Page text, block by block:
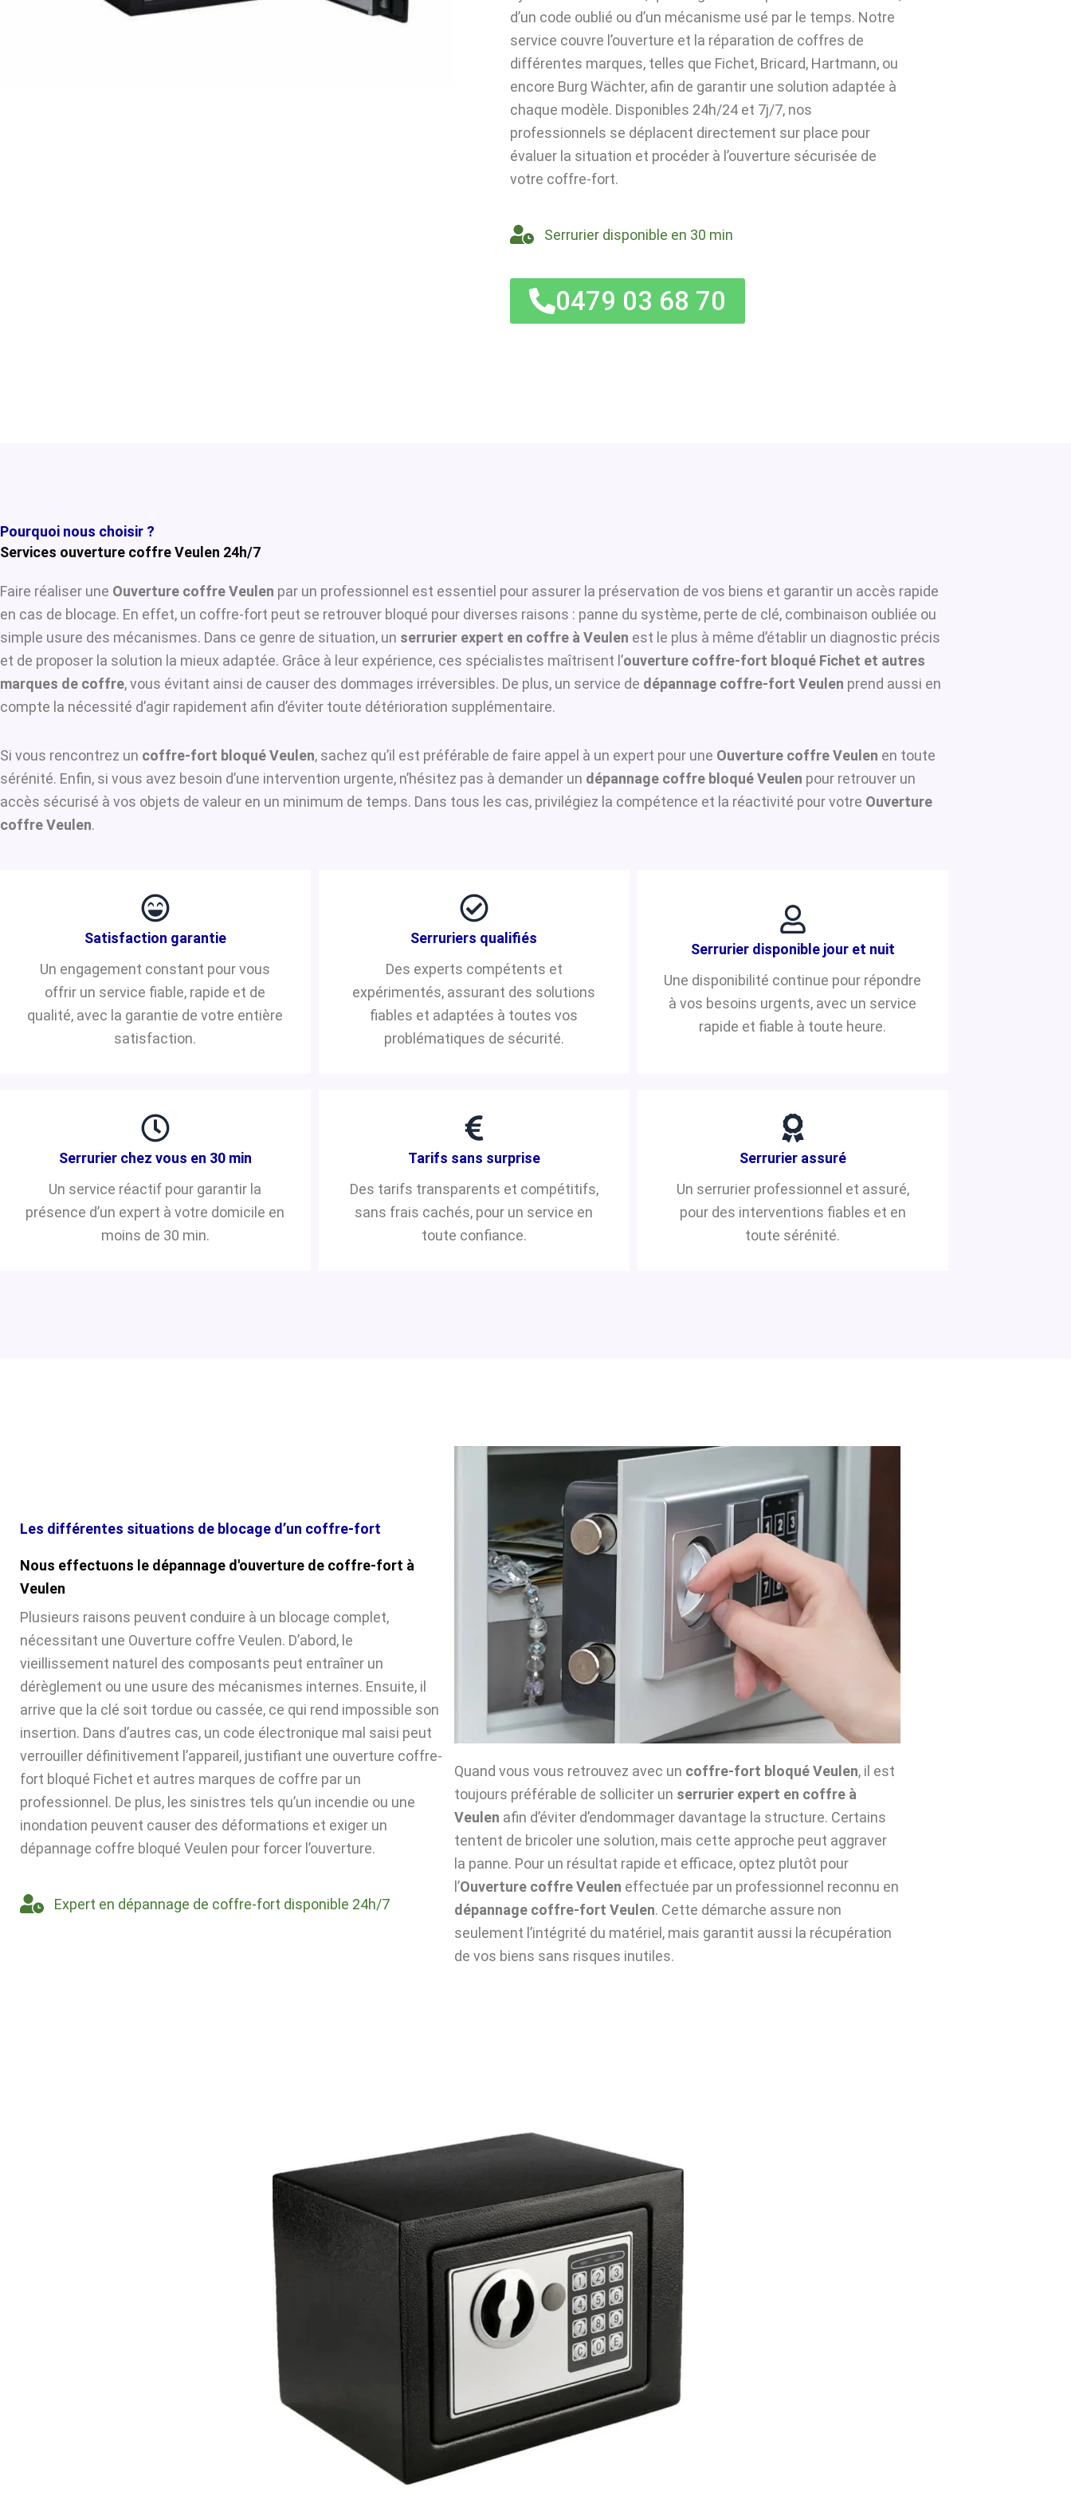
d’un code oublié ou d’un mécanisme usé par le temps. Notre
service couvre l’ouverture et la réparation de coffres de
différentes marques, telles que Fichet, Bricard, Hartmann, ou
encore Burg Wächter, afin de garantir une solution adaptée à
chaque modèle. Disponibles 24h/24 et 7j/7, nos
professionnels se déplacent directement sur place pour
évaluer la situation et procéder à l’ouverture sécurisée de
votre coffre-fort.
Serrurier disponible en 30 min
0479 03 68 70
Pourquoi nous choisir ?
Services ouverture coffre Veulen 24h/7
Faire réaliser une Ouverture coffre Veulen par un professionnel est essentiel pour assurer la préservation de vos biens et garantir un accès rapide
en cas de blocage. En effet, un coffre-fort peut se retrouver bloqué pour diverses raisons : panne du système, perte de clé, combinaison oubliée ou
simple usure des mécanismes. Dans ce genre de situation, un serrurier expert en coffre à Veulen est le plus à même d’établir un diagnostic précis
et de proposer la solution la mieux adaptée. Grâce à leur expérience, ces spécialistes maîtrisent l’ouverture coffre-fort bloqué Fichet et autres
marques de coffre, vous évitant ainsi de causer des dommages irréversibles. De plus, un service de dépannage coffre-fort Veulen prend aussi en
compte la nécessité d’agir rapidement afin d’éviter toute détérioration supplémentaire.
Si vous rencontrez un coffre-fort bloqué Veulen, sachez qu’il est préférable de faire appel à un expert pour une Ouverture coffre Veulen en toute
sérénité. Enfin, si vous avez besoin d’une intervention urgente, n’hésitez pas à demander un dépannage coffre bloqué Veulen pour retrouver un
accès sécurisé à vos objets de valeur en un minimum de temps. Dans tous les cas, privilégiez la compétence et la réactivité pour votre Ouverture
coffre Veulen.
Satisfaction garantie
Un engagement constant pour vous
offrir un service fiable, rapide et de
qualité, avec la garantie de votre entière
satisfaction.
Serruriers qualifiés
Des experts compétents et
expérimentés, assurant des solutions
fiables et adaptées à toutes vos
problématiques de sécurité.
Serrurier disponible jour et nuit
Une disponibilité continue pour répondre
à vos besoins urgents, avec un service
rapide et fiable à toute heure.
Serrurier chez vous en 30 min
Un service réactif pour garantir la
présence d’un expert à votre domicile en
moins de 30 min.
Tarifs sans surprise
Des tarifs transparents et compétitifs,
sans frais cachés, pour un service en
toute confiance.
Serrurier assuré
Un serrurier professionnel et assuré,
pour des interventions fiables et en
toute sérénité.
Les différentes situations de blocage d’un coffre-fort
Nous effectuons le dépannage d'ouverture de coffre-fort à
Veulen
Plusieurs raisons peuvent conduire à un blocage complet,
nécessitant une Ouverture coffre Veulen. D’abord, le
vieillissement naturel des composants peut entraîner un
dérèglement ou une usure des mécanismes internes. Ensuite, il
arrive que la clé soit tordue ou cassée, ce qui rend impossible son
insertion. Dans d’autres cas, un code électronique mal saisi peut
verrouiller définitivement l’appareil, justifiant une ouverture coffre-
fort bloqué Fichet et autres marques de coffre par un
professionnel. De plus, les sinistres tels qu’un incendie ou une
inondation peuvent causer des déformations et exiger un
dépannage coffre bloqué Veulen pour forcer l’ouverture.
Expert en dépannage de coffre-fort disponible 24h/7
Quand vous vous retrouvez avec un coffre-fort bloqué Veulen, il est
toujours préférable de solliciter un serrurier expert en coffre à
Veulen afin d’éviter d’endommager davantage la structure. Certains
tentent de bricoler une solution, mais cette approche peut aggraver
la panne. Pour un résultat rapide et efficace, optez plutôt pour
l’Ouverture coffre Veulen effectuée par un professionnel reconnu en
dépannage coffre-fort Veulen. Cette démarche assure non
seulement l’intégrité du matériel, mais garantit aussi la récupération
de vos biens sans risques inutiles.